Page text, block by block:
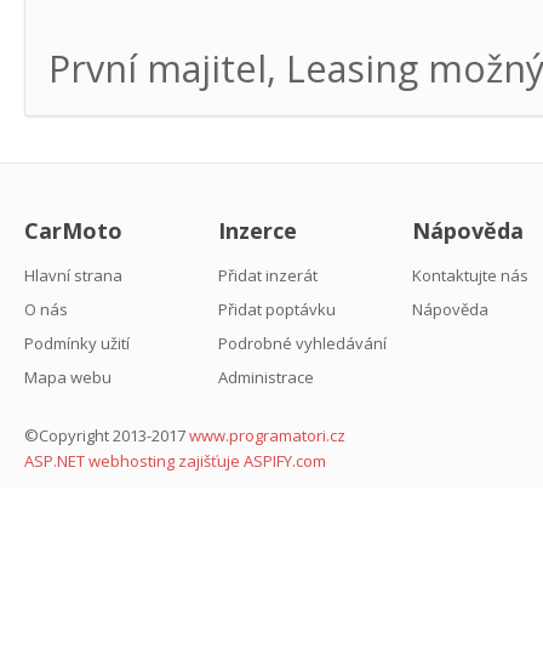
První majitel, Leasing
CarMoto
Hlavní strana
O nás
Podmínky užití
Mapa webu
©Copyright 2013-2017www.programatori.cz
ASP.NET webhosting zajišťuje ASPIFY.com
Inzerce
Přidat inzerát
Přidat poptávku
Podrobné vyhledávání
Administrace
Nápověda
Kontaktujte nás
Nápověda